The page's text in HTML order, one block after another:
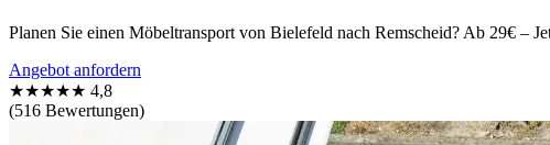
Planen Sie einen Möbeltransport von Bielefeld nach Remscheid? Ab 29€ –
Angebot anfordern
★★★★★ 4,8
(516 Bewertungen)